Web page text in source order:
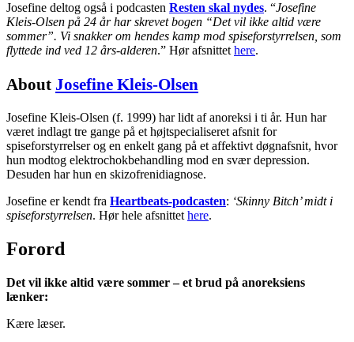
Josefine deltog også i podcasten Resten skal nydes. “Josefine
Kleis-Olsen på 24 år har skrevet bogen “Det vil ikke altid være
sommer”. Vi snakker om hendes kamp mod spiseforstyrrelsen, som
flyttede ind ved 12 års-alderen.” Hør afsnittethere.
About Josefine Kleis-Olsen
Josefine Kleis-Olsen (f. 1999) har lidt af anoreksi i ti år. Hun har
været indlagt tre gange på et højtspecialiseret afsnit for
spiseforstyrrelser og en enkelt gang på et affektivt døgnafsnit, hvor
hun modtog elektrochokbehandling mod en svær depression.
Desuden har hun en skizofrenidiagnose.
Josefine er kendt fra Heartbeats-podcasten: ‘Skinny Bitch’ midt i
spiseforstyrrelsen. Hør hele afsnittet here.
Forord
Det vil ikke altid være sommer – et brud på anoreksiens
lænker:
Kære læser.